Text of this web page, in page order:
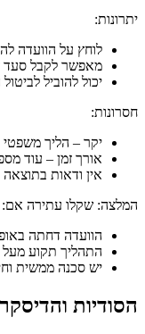
יתרונות:
לוחץ על הוועדה
מאפשר לקבל סעד
יכול להוביל
חסרונות:
יקר – הליך
אורך זמן – עוד
אין ודאות בתוצאה
המלצה: שקלו עתירה אם:
הוועדה דחתה
התהליך תקוע
יש סכנה ממשית
הסודיות